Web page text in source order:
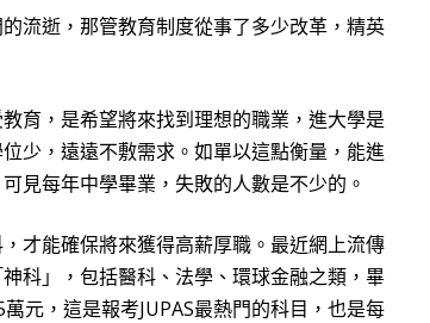
流逝，那管教育制度從事了多少改革，精英
育，是希望將來找到理想的職業，進大學是
少，遠遠不敷需求。如單以這點衡量，能進
見每年中學畢業 ，失敗的人數是不少的。
才能確保將來獲得高薪厚職。最近網上流傳
科」，包括醫科、法學、環球金融之類，畢
萬元，這是報考JUPAS最熱門的科目，也是每